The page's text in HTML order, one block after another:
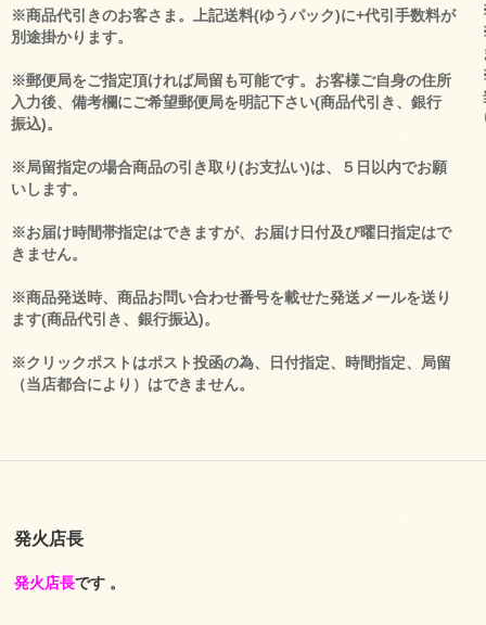
※商品代引きのお客さま。上記送料(ゆうパック)に+代引手数料が
別途掛かります。
※郵便局をご指定頂ければ局留も可能です。お客様ご自身の住所
入力後、備考欄にご希望郵便局を明記下さい(商品代引き、銀行
振込)。
※局留指定の場合商品の引き取り(お支払い)は、５日以内でお願
いします。
※お届け時間帯指定はできますが、お届け日付及び曜日指定はで
きません。
※商品発送時、商品お問い合わせ番号を載せた発送メールを送り
ます(商品代引き、銀行振込)。
※クリックポストはポスト投函の為、日付指定、時間指定、局留
（当店都合により）はできません。
発火店長
発火店長です 。